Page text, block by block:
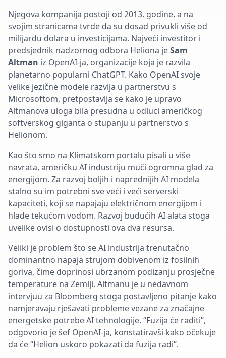
Njegova kompanija postoji od 2013. godine, a na
svojim stranicama tvrde da su dosad privukli više od
milijardu dolara u investicijama. Najveći investitor i
predsjednik nadzornog odbora Heliona jeSam
Altman iz OpenAI-ja, organizacije koja je razvila
planetarno popularni ChatGPT. Kako OpenAI svoje
velike jezične modele razvija u partnerstvu s
Microsoftom, pretpostavlja se kako je upravo
Altmanova uloga bila presudna u odluci američkog
softverskog giganta o stupanju u partnerstvo s
Helionom.
Kao što smo na Klimatskom portalu pisali u više
navrata, američku AI industriju muči ogromna glad za
energijom. Za razvoj boljih i naprednijih AI modela
stalno su im potrebni sve veći i veći serverski
kapaciteti, koji se napajaju električnom energijom i
hlade tekućom vodom. Razvoj budućih AI alata stoga
uvelike ovisi o dostupnosti ova dva resursa.
Veliki je problem što se AI industrija trenutačno
dominantno napaja strujom dobivenom iz fosilnih
goriva, čime doprinosi ubrzanom podizanju prosječne
temperature na Zemlji. Altmanu je u nedavnom
intervjuu za Bloomberg stoga postavljeno pitanje kako
namjeravaju rješavati probleme vezane za značajne
energetske potrebe AI tehnologije. “Fuzija će raditi”,
odgovorio je šef OpenAI-ja, konstatiravši kako očekuje
da će “Helion uskoro pokazati da fuzija radi”.